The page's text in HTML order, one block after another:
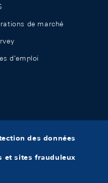
de marché
d'emploi
des données
et sites frauduleux